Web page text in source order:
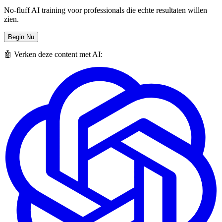
No-fluff AI training voor professionals die echte resultaten willen
zien.
Begin Nu
🤖 Verken deze content met AI: